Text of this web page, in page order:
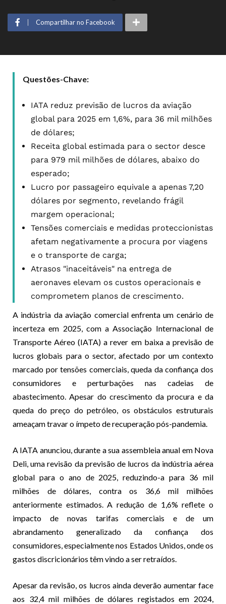
Compartilhar no Facebook
Questões-Chave:
IATA reduz previsão de lucros da aviação
global para 2025 em 1,6%, para 36 mil milhões
de dólares;
Receita global estimada para o sector desce
para 979 mil milhões de dólares, abaixo do
esperado;
Lucro por passageiro equivale a apenas 7,20
dólares por segmento, revelando frágil
margem operacional;
Tensões comerciais e medidas proteccionistas
afetam negativamente a procura por viagens
e o transporte de carga;
Atrasos "inaceitáveis" na entrega de
aeronaves elevam os custos operacionais e
comprometem planos de crescimento.
A indústria da aviação comercial enfrenta um cenário de
incerteza em 2025, com a Associação Internacional de
Transporte Aéreo (IATA) a rever em baixa a previsão de
lucros globais para o sector, afectado por um contexto
marcado por tensões comerciais, queda da confiança dos
consumidores e perturbações nas cadeias de
abastecimento. Apesar do crescimento da procura e da
queda do preço do petróleo, os obstáculos estruturais
ameaçam travar o ímpeto de recuperação pós-pandemia.
A IATA anunciou, durante a sua assembleia anual em Nova
Deli, uma revisão da previsão de lucros da indústria aérea
global para o ano de 2025, reduzindo-a para 36 mil
milhões de dólares, contra os 36,6 mil milhões
anteriormente estimados. A redução de 1,6% reflete o
impacto de novas tarifas comerciais e de um
abrandamento generalizado da confiança dos
consumidores, especialmente nos Estados Unidos, onde os
gastos discricionários têm vindo a ser retraídos.
Apesar da revisão, os lucros ainda deverão aumentar face
aos 32,4 mil milhões de dólares registados em 2024,